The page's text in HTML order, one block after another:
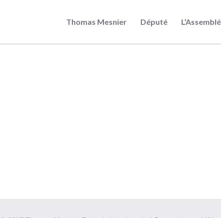
Thomas Mesnier Député